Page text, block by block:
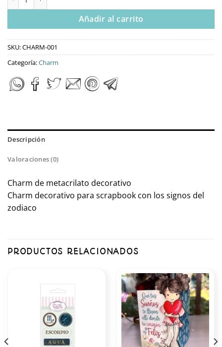
Añadir al carrito
SKU:CHARM-001
Categoría:Charm
Descripción
Valoraciones (0)
Charm de metacrilato decorativo
Charm decorativo para scrapbook con los signos del
zodiaco
PRODUCTOS RELACIONADOS